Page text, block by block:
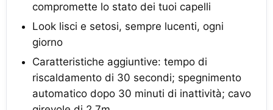
compromette lo stato dei tuoi capelli
Look lisci e setosi, sempre lucenti, ogni
giorno
Caratteristiche aggiuntive: tempo di
riscaldamento di 30 secondi; spegnimento
automatico dopo 30 minuti di inattività; cavo